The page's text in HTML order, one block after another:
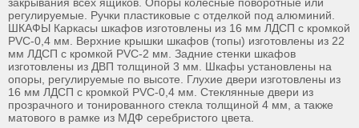
регулируемые. Ручки пластиковые с отделкой под алюминий.
ШКАФЫ Каркасы шкафов изготовлены из 16 мм ЛДСП с кромкой
PVC-0,4 мм. Верхние крышки шкафов (топы) изготовлены из 22
мм ЛДСП с кромкой PVC-2 мм. Задние стенки шкафов
изготовлены из ДВП толщиной 3 мм. Шкафы установлены на
опоры, регулируемые по высоте. Глухие двери изготовлены из
16 мм ЛДСП с кромкой PVC-0,4 мм. Стеклянные двери из
прозрачного и тонированного стекла толщиной 4 мм, а также
матового в рамке из МДФ серебристого цвета.